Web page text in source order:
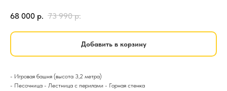
68 000 р. 73 990 р.
Добавить в корзину
- Игровая башня (высота 3,2 метра)
- Песочница - Лестница с перилами - Горная стенка